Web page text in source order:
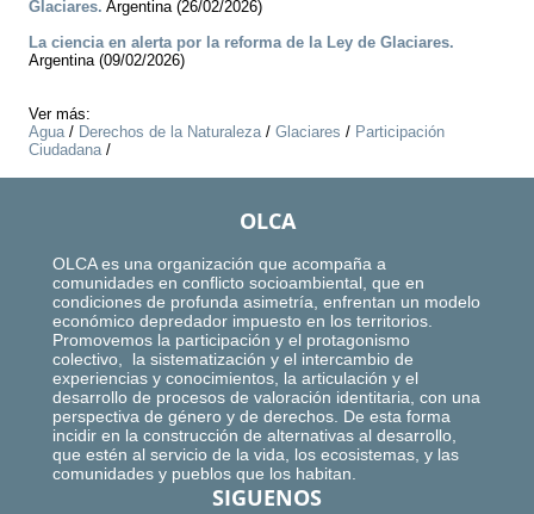
Glaciares. Argentina (26/02/2026)
La ciencia en alerta por la reforma de la Ley de Glaciares.
Argentina (09/02/2026)
Ver más:
Agua/ Derechos de la Naturaleza/ Glaciares / Participación
Ciudadana/
OLCA
OLCA es una organización que acompaña a
comunidades en conflicto socioambiental, que en
condiciones de profunda asimetría, enfrentan un modelo
económico depredador impuesto en los territorios.
Promovemos la participación y el protagonismo
colectivo, la sistematización y el intercambio de
experiencias y conocimientos, la articulación y el
desarrollo de procesos de valoración identitaria, con una
perspectiva de género y de derechos. De esta forma
incidir en la construcción de alternativas al desarrollo,
que estén al servicio de la vida, los ecosistemas, y las
comunidades y pueblos que los habitan.
SIGUENOS